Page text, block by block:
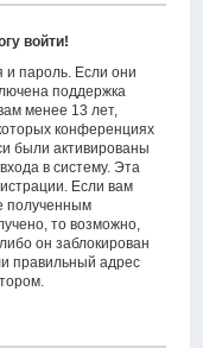
войти!
и пароль. Если они
поддержка
менее 13 лет,
конференциях
были активированы
в систему. Эта
Если вам
полученным
то возможно,
он заблокирован
правильный адрес